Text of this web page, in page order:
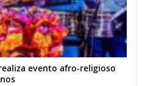
evento afro-religioso